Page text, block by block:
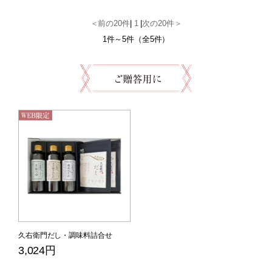
＜前の20件| 1| 次の20件＞
1件～5件（全5件）
久右衛門だし・調味料詰合せ
3,024円